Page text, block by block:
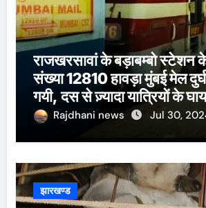
राजखरसावां के बड़ाबम्बो स्टेशन के
संख्या 12810 हावड़ा मुंबई मेल
गयी, दस से ज़्यादा यात्रियों के
खबर।सरायकेला के वरीय
Rajdhani news Jul 30,
झारखण्ड